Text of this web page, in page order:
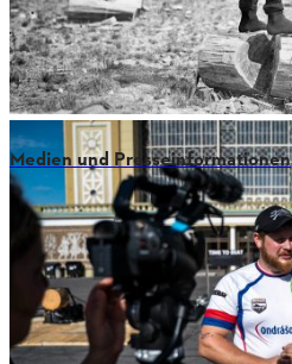
Medien und Presseinformationen